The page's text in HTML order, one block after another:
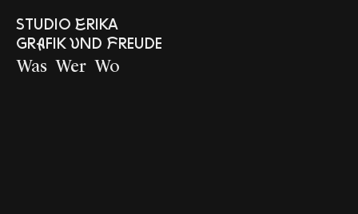
Was Wer Wo
Studio Erika
Grafik und Freude